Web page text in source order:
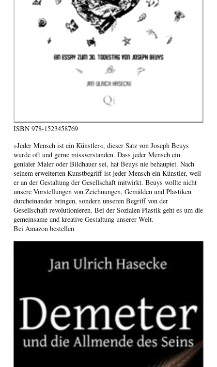
ISBN 978-1523458769
»Jeder Mensch ist ein Künstler«, dieser Satz von Joseph Beuys
wurde oft und gerne missverstanden. Dass jeder Mensch ein
genialer Maler oder Bildhauer sei, hat Beuys nie behauptet. Nach
seinem erweiterten Kunstbegriff ist jeder Mensch ein Künstler, weil
er an der Gestaltung der Gesellschaft mitwirkt. Beuys wollte nicht
unsere Vorstellungen von Zeichnungen, Gemälden und Plastiken
durcheinander bringen, sondern unseren Begriff von der
Gesellschaft revolutionieren. Bei der Sozialen Plastik geht es um die
gemeinsame und kreative Gestaltung unserer Welt.
Bei Amazon bestellen